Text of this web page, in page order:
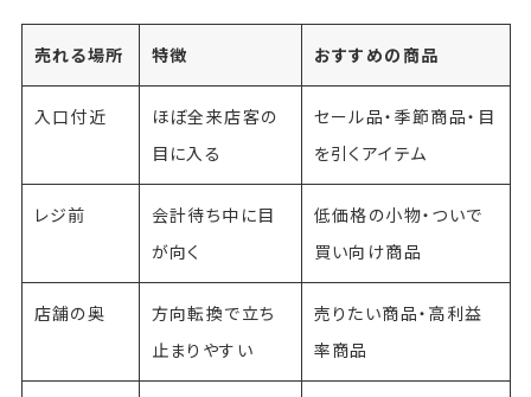
売れる場所 特徴 おすすめの商品
入口付近
ほぼ全来店客の
目に入る
セール品・季節商品・目
を引くアイテム
レジ前
会計待ち中に目
が向く
低価格の小物・ついで
買い向け商品
店舗の奥
方向転換で立ち
止まりやすい
売りたい商品・高利益
率商品